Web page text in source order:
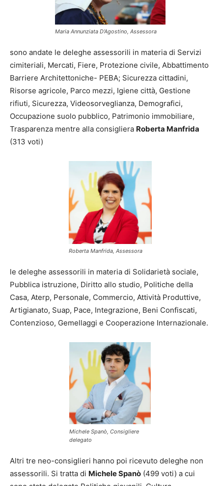
Maria Annunziata D’Agostino, Assessora
sono andate le deleghe assessorili in materia di Servizi
cimiteriali, Mercati, Fiere, Protezione civile, Abbattimento
Barriere Architettoniche- PEBA; Sicurezza cittadini,
Risorse agricole, Parco mezzi, Igiene città, Gestione
rifiuti, Sicurezza, Videosorveglianza, Demografici,
Occupazione suolo pubblico, Patrimonio immobiliare,
Trasparenza mentre alla consigliera Roberta Manfrida
(313 voti)
Roberta Manfrida, Assessora
le deleghe assessorili in materia di Solidarietà sociale,
Pubblica istruzione, Diritto allo studio, Politiche della
Casa, Aterp, Personale, Commercio, Attività Produttive,
Artigianato, Suap, Pace, Integrazione, Beni Confiscati,
Contenzioso, Gemellaggi e Cooperazione Internazionale.
Michele Spanò, Consigliere
delegato
Altri tre neo-consiglieri hanno poi ricevuto deleghe non
assessorili. Si tratta di Michele Spanò (499 voti) a cui